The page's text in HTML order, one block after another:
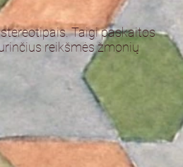
Taigi paskaitos
reikšmės žmonių